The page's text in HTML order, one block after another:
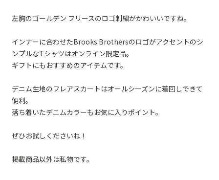
左胸のゴールデン フリースのロゴ刺繍がかわいいですね。
インナーに合わせたBrooks Brothersのロゴがアクセントのシ
ンプルなTシャツはオンライン限定品。
ギフトにもおすすめのアイテムです。
デニム生地のフレアスカートはオールシーズンに着回しできて
便利。
落ち着いたデニムカラーもお気に入りポイント。
ぜひお試しくださいね！
掲載商品以外は私物です。